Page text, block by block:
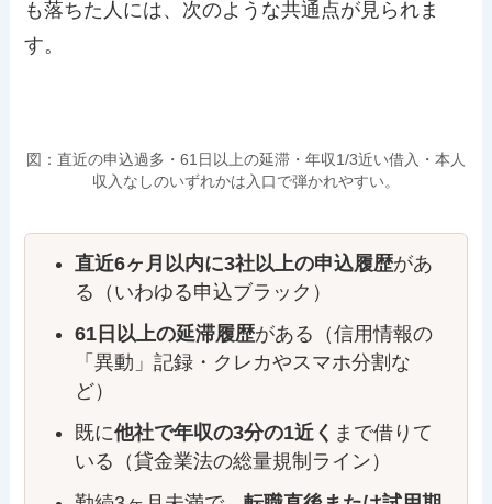
も落ちた人には、次のような共通点が見られま
す。
図：直近の申込過多・61日以上の延滞・年収1/3近い借入・本人
収入なしのいずれかは入口で弾かれやすい。
直近6ヶ月以内に3社以上の申込履歴があ
る（いわゆる申込ブラック）
61日以上の延滞履歴がある（信用情報の
「異動」記録・クレカやスマホ分割な
ど）
既に他社で年収の3分の1近く まで借りて
いる（貸金業法の総量規制ライン）